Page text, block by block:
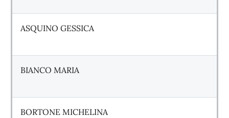
ASQUINO GESSICA
BIANCO MARIA
BORTONE MICHELINA